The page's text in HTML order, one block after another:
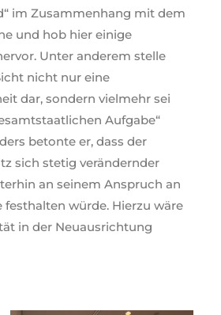
im Zusammenhang mit dem
und hob hier einige
Unter anderem stelle
nicht nur eine
dar, sondern vielmehr sei
Aufgabe“
betonte er, dass der
sich stetig verändernder
an seinem Anspruch an
würde. Hierzu wäre
in der Neuausrichtung